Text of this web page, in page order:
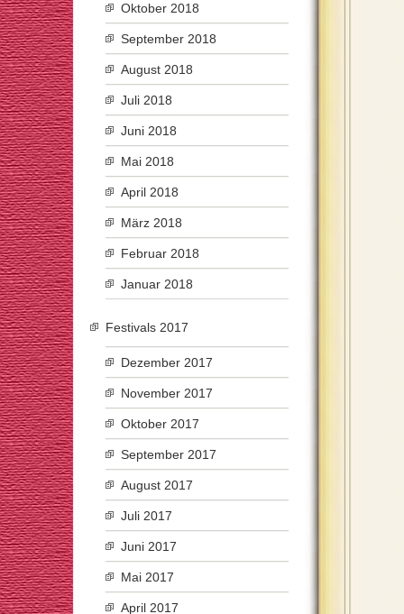
Oktober 2018
September 2018
August 2018
Juli 2018
Juni 2018
Mai 2018
April 2018
März 2018
Februar 2018
Januar 2018
Festivals 2017
Dezember 2017
November 2017
Oktober 2017
September 2017
August 2017
Juli 2017
Juni 2017
Mai 2017
April 2017